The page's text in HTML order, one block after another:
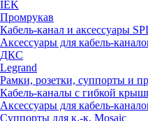
IEK
Промрукав
Кабель-канал и аксессуары
Аксессуары для кабель-
ДКС
Legrand
Рамки, розетки, суппорты и
Кабель-каналы с гибкой
Аксессуары для кабель-
Суппорты для к.-к. Mosaic